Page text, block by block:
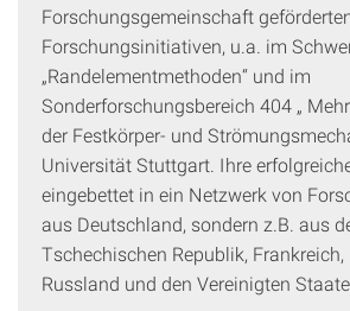
Forschungsgemeinschaft
Forschungsinitiativen, u.a. im
„Randelementmethoden“ und im
Sonderforschungsbereich 404 „
der Festkörper- und
Universität Stuttgart. Ihre
eingebettet in ein Netzwerk von
aus Deutschland, sondern z.B. aus
Tschechischen Republik, Frankreich,
Russland und den Vereinigten